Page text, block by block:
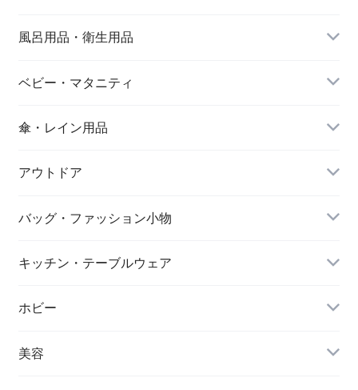
風呂用品・衛生用品
ベビー・マタニティ
傘・レイン用品
アウトドア
バッグ・ファッション小物
キッチン・テーブルウェア
ホビー
美容